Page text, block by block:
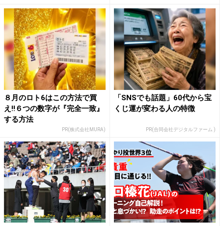
８月のロト6はこの方法で買
え!!６つの数字が『完全一致』
する方法
PR(株式会社MURA)
「SNSでも話題」60代から宝
くじ運が変わる人の特徴
PR(合同会社デジタルファーム )